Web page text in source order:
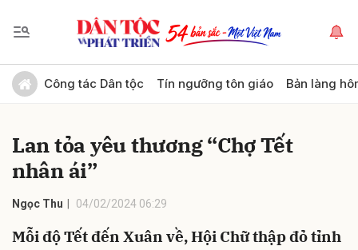
Công tác Dân tộc Tín ngưỡng tôn giáo Bản làng
Lan tỏa yêu thương “Chợ Tết
nhân ái”
Ngọc Thu 04/02/2024 06:29
Mỗi độ Tết đến Xuân về, Hội Chữ thập đỏ tỉnh
Gửi bình luận
Hủy Gửi